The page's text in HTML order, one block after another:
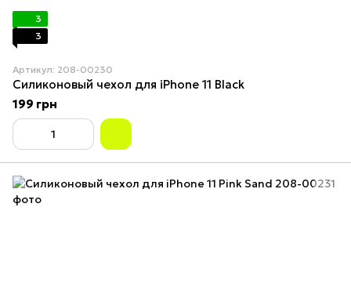
3
3
Артикул: 208-00230
Силиконовый чехол для iPhone 11 Black
199 грн